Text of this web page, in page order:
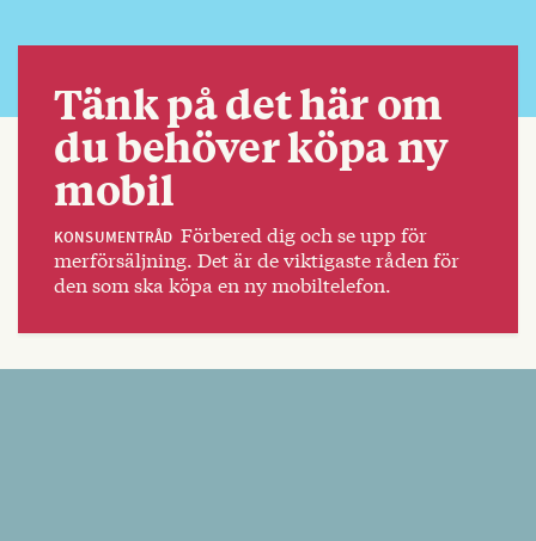
Tänk på det här om
du behöver köpa ny
mobil
KONSUMENTRÅD Förbered dig och se upp för
merförsäljning. Det är de viktigaste råden för
den som ska köpa en ny mobiltelefon.